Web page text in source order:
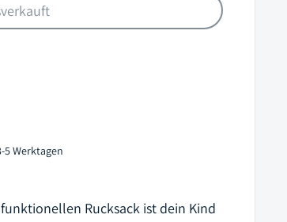
Werktagen
Rucksack ist dein Kind